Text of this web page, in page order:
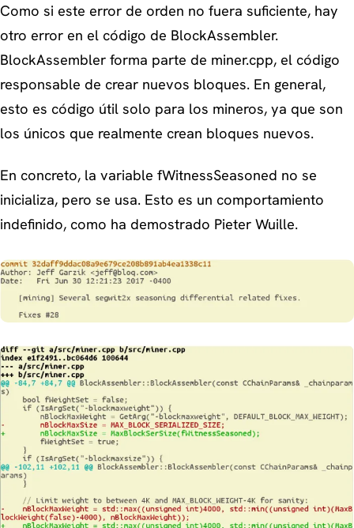
Como si este error de orden no fuera suficiente, hay
otro error en el código de BlockAssembler.
BlockAssembler forma parte de miner.cpp, el código
responsable de crear nuevos bloques. En general,
esto es código útil solo para los mineros, ya que son
los únicos que realmente crean bloques nuevos.
En concreto, la variable fWitnessSeasoned no se
inicializa, pero se usa. Esto es un comportamiento
indefinido, como ha demostrado Pieter Wuille.